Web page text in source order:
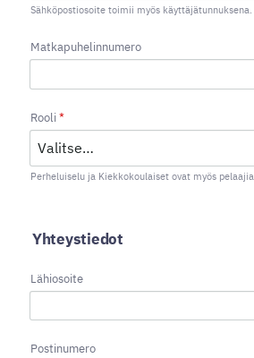
Sähköpostiosoite toimii myös käyttäjätunnuksena.
Matkapuhelinnumero
Rooli *
Perheluiselu ja Kiekkokoulaiset ovat myös pelaajia
Yhteystiedot
Lähiosoite
Postinumero